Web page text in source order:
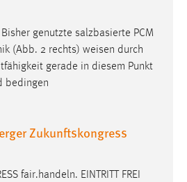
genutzte salzbasierte PCM
(Abb. 2 rechts) weisen durch
gerade in diesem Punkt
bedingen
Zukunftskongress
fair.handeln. EINTRITT FREI